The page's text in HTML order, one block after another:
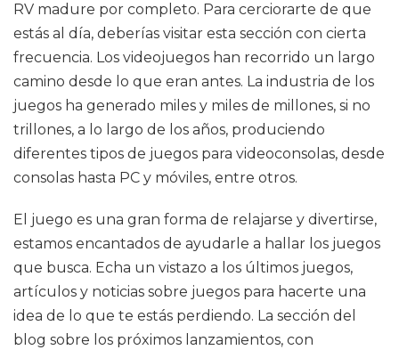
RV madure por completo. Para cerciorarte de que
estás al día, deberías visitar esta sección con cierta
frecuencia. Los videojuegos han recorrido un largo
camino desde lo que eran antes. La industria de los
juegos ha generado miles y miles de millones, si no
trillones, a lo largo de los años, produciendo
diferentes tipos de juegos para videoconsolas, desde
consolas hasta PC y móviles, entre otros.
El juego es una gran forma de relajarse y divertirse,
estamos encantados de ayudarle a hallar los juegos
que busca. Echa un vistazo a los últimos juegos,
artículos y noticias sobre juegos para hacerte una
idea de lo que te estás perdiendo. La sección del
blog sobre los próximos lanzamientos, con